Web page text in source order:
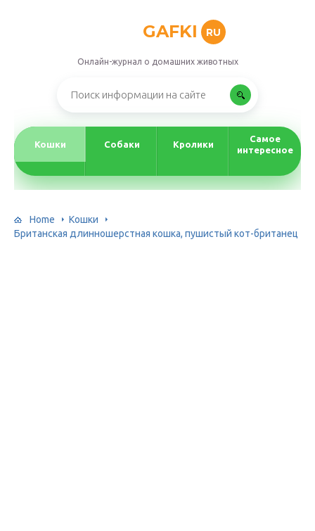
GAFKI RU
Онлайн-журнал о домашних животных
Кошки Собаки Кролики
Самое
интересное
Home
Кошки
Британская длинношерстная кошка, пушистый кот-британец